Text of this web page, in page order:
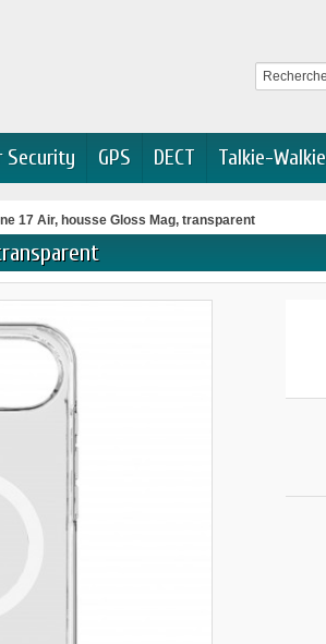
Security GPS DECT Talkie-Walkie
17 Air, housse Gloss Mag, transparent